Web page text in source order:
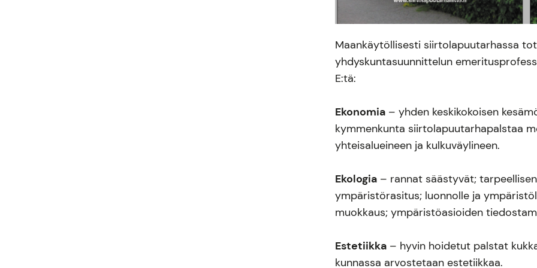
Maankäytöllisesti siirtolapuutarhassa
yhdyskuntasuunnittelun
E:tä:
Ekonomia – yhden keskikokoisen
kymmenkunta siirtolapuutarhapalstaa
yhteisalueineen ja kulkuväylineen.
Ekologia – rannat säästyvät;
ympäristörasitus; luonnolle ja
muokkaus; ympäristöasioiden
Estetiikka – hyvin hoidetut palstat
kunnassa arvostetaan estetiikkaa.